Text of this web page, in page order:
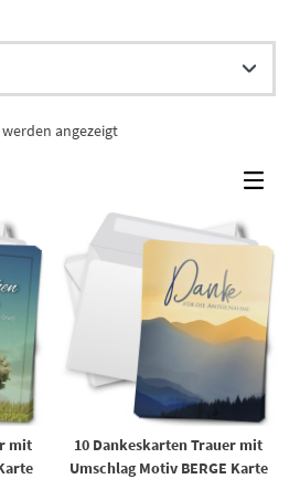
angezeigt
mit
10 Dankeskarten Trauer mit
Umschlag Motiv BERGE Karte